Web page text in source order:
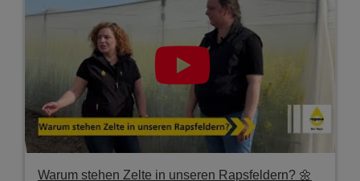
Warum stehen Zelte in unseren Rapsfeldern? 🌼